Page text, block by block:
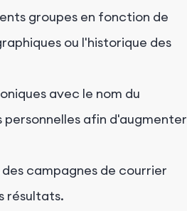
groupes en fonction de
ou l'historique des
avec le nom du
afin d'augmenter
campagnes de courrier
résultats.